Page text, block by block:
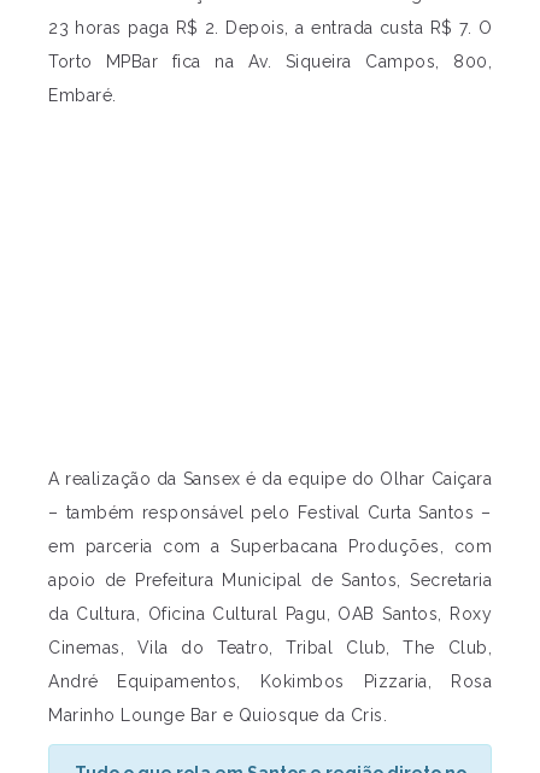
23 horas paga R$ 2. Depois, a entrada custa R$ 7. O
Torto MPBar fica na Av. Siqueira Campos, 800,
Embaré.
A realização da Sansex é da equipe do Olhar Caiçara
– também responsável pelo Festival Curta Santos –
em parceria com a Superbacana Produções, com
apoio de Prefeitura Municipal de Santos, Secretaria
da Cultura, Oficina Cultural Pagu, OAB Santos, Roxy
Cinemas, Vila do Teatro, Tribal Club, The Club,
André Equipamentos, Kokimbos Pizzaria, Rosa
Marinho Lounge Bar e Quiosque da Cris.